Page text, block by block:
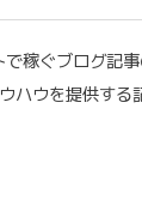
稼ぐブログ記
ハウを提供する